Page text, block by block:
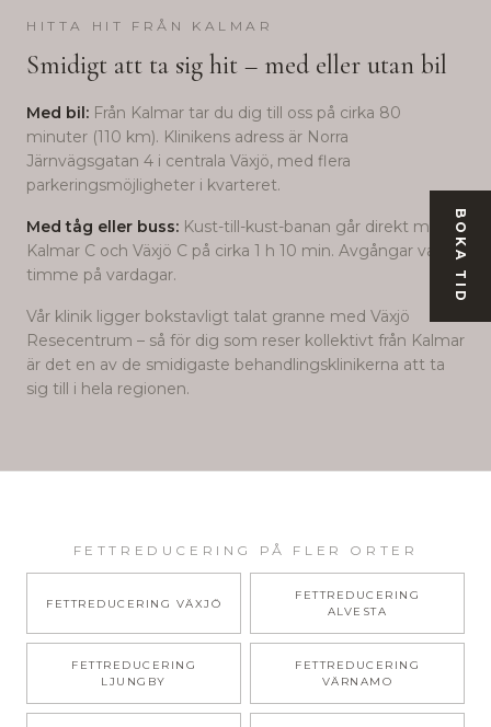
BOKA TID
HITTA HIT FRÅN KALMAR
Smidigt att ta sig hit – med eller utan bil
Med bil: Från Kalmar tar du dig till oss på cirka 80
minuter (110 km). Klinikens adress är Norra
Järnvägsgatan 4 i centrala Växjö, med flera
parkeringsmöjligheter i kvarteret.
Med tåg eller buss: Kust-till-kust-banan går direkt mellan
Kalmar C och Växjö C på cirka 1 h 10 min. Avgångar varje
timme på vardagar.
Vår klinik ligger bokstavligt talat granne med Växjö
Resecentrum – så för dig som reser kollektivt från Kalmar
är det en av de smidigaste behandlingsklinikerna att ta
sig till i hela regionen.
FETTREDUCERING PÅ FLER ORTER
FETTREDUCERING VÄXJÖ
FETTREDUCERING
ALVESTA
FETTREDUCERING
LJUNGBY
FETTREDUCERING
VÄRNAMO